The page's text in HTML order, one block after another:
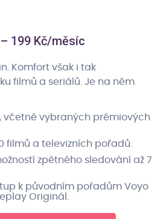
199 Kč/měsíc
Komfort však i tak
filmů a seriálů. Je na něm
včetně vybraných prémiových
filmů a televizních pořadů.
zpětného sledování až 7
k původním pořadům Voyo
Originál.